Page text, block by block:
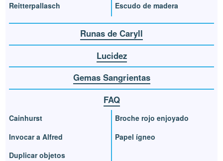
Reitterpallasch
Escudo de madera
Runas de Caryll
Lucidez
Gemas Sangrientas
FAQ
Cainhurst
Invocar a Alfred
Duplicar objetos
Broche rojo enjoyado
Papel ígneo